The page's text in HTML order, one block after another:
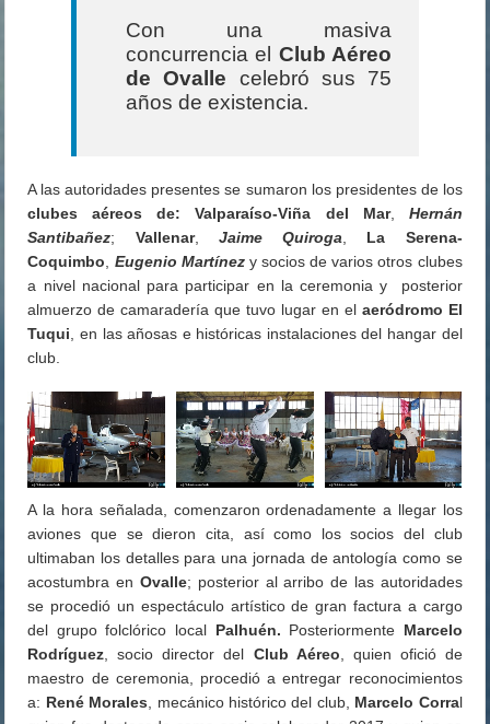
Con una masiva
concurrencia el Club Aéreo
de Ovalle celebró sus 75
años de existencia.
A las autoridades presentes se sumaron los presidentes de los
clubes aéreos de: Valparaíso-Viña del Mar, Hernán
Santibañez; Vallenar, Jaime Quiroga
La Serena-
Coquimbo
Eugenio Martínezy socios de varios otros clubes
a nivel nacional para participar en la ceremonia y posterior
almuerzo de camaradería que tuvo lugar en el aeródromo El
Tuqui , en las añosas e históricas instalaciones del hangar del
club.
A la hora señalada, comenzaron ordenadamente a llegar los
aviones que se dieron cita, así como los socios del club
ultimaban los detalles para una jornada de antología como se
acostumbra en Ovalle; posterior al arribo de las autoridades
se procedió un espectáculo artístico de gran factura a cargo
del grupo folclórico local Palhuén. Posteriormente Marcelo
Rodríguez , socio director del Club Aéreo , quien ofició de
maestro de ceremonia, procedió a entregar reconocimientos
a: René Morales , mecánico histórico del club, Marcelo Corral